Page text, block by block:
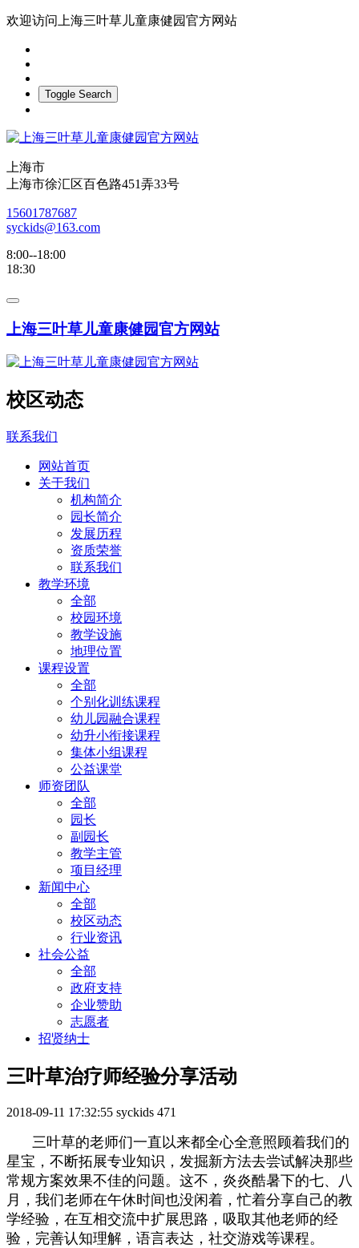
欢迎访问上海三叶草儿童康健园官方网站
Toggle Search
上海市
上海市徐汇区百色路451弄33号
15601787687
syckids@163.com
8:00--18:00
18:30
上海三叶草儿童康健园官方网站
校区动态
联系我们
网站首页
关于我们
机构简介
园长简介
发展历程
资质荣誉
联系我们
教学环境
全部
校园环境
教学设施
地理位置
课程设置
全部
个别化训练课程
幼儿园融合课程
幼升小衔接课程
集体小组课程
公益课堂
师资团队
全部
园长
副园长
教学主管
项目经理
新闻中心
全部
校区动态
行业资讯
社会公益
全部
政府支持
企业赞助
志愿者
招贤纳士
三叶草治疗师经验分享活动
2018-09-11 17:32:55 syckids 471
三叶草的老师们一直以来都全心全意照顾着我们的
星宝，不断拓展专业知识，发掘新方法去尝试解决那些
常规方案效果不佳的问题。这不，炎炎酷暑下的七、八
月，我们老师在午休时间也没闲着，忙着分享自己的教
学经验，在互相交流中扩展思路，吸取其他老师的经
验，完善认知理解，语言表达，社交游戏等课程。